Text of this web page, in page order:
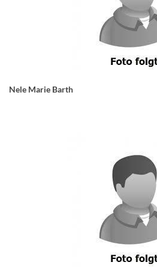
Nele Marie Barth